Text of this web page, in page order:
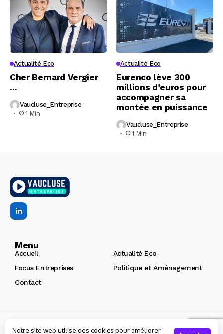
Actualité Eco
Cher Bernard Vergier
…
Vaucluse_Entreprise
1 Min
Actualité Eco
Eurenco lève 300
millions d’euros pour
accompagner sa
montée en puissance
Vaucluse_Entreprise
1 Min
Menu
Accueil
Actualité Eco
Focus Entreprises
Politique et Aménagement
Contact
Notre site web utilise des cookies pour améliorer